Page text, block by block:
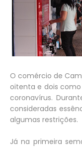
O comércio de
oitenta e dois
coronavírus.
consideradas
algumas restrições.
Já na primeira